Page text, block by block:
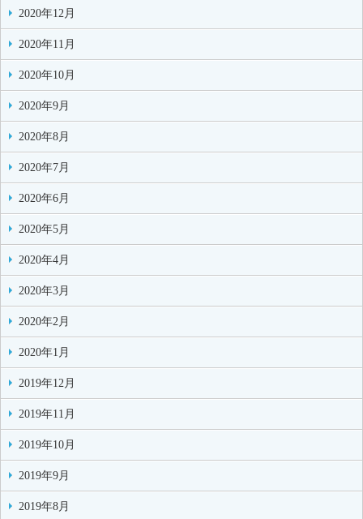
2020年12月
2020年11月
2020年10月
2020年9月
2020年8月
2020年7月
2020年6月
2020年5月
2020年4月
2020年3月
2020年2月
2020年1月
2019年12月
2019年11月
2019年10月
2019年9月
2019年8月